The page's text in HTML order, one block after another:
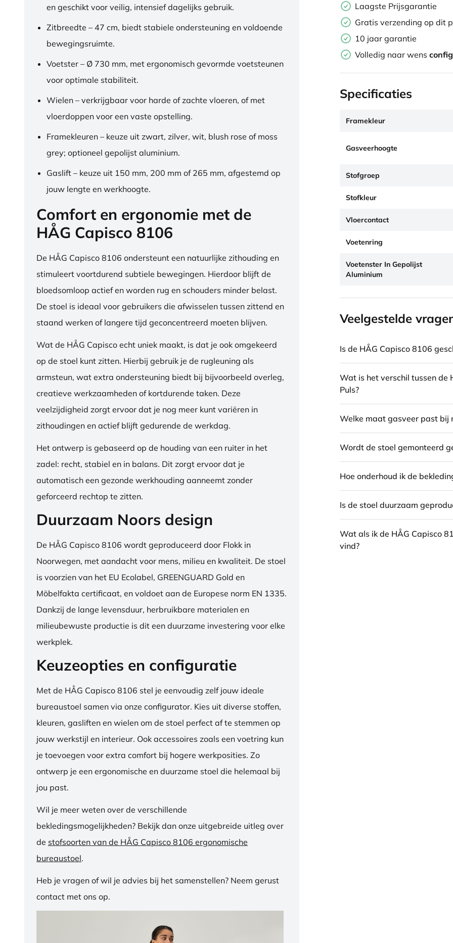
en geschikt voor veilig, intensief dagelijks gebruik.
Zitbreedte – 47 cm, biedt stabiele ondersteuning en voldoende
bewegingsruimte.
Voetster – Ø 730 mm, met ergonomisch gevormde voetsteunen
voor optimale stabiliteit.
Wielen – verkrijgbaar voor harde of zachte vloeren, of met
vloerdoppen voor een vaste opstelling.
Framekleuren – keuze uit zwart, zilver, wit, blush rose of moss
grey; optioneel gepolijst aluminium.
Gaslift – keuze uit 150 mm, 200 mm of 265 mm, afgestemd op
jouw lengte en werkhoogte.
Comfort en ergonomie met de
HÅG Capisco 8106
De HÅG Capisco 8106 ondersteunt een natuurlijke zithouding en
stimuleert voortdurend subtiele bewegingen. Hierdoor blijft de
bloedsomloop actief en worden rug en schouders minder belast.
De stoel is ideaal voor gebruikers die afwisselen tussen zittend en
staand werken of langere tijd geconcentreerd moeten blijven.
Wat de HÅG Capisco echt uniek maakt, is dat je ook omgekeerd
op de stoel kunt zitten. Hierbij gebruik je de rugleuning als
armsteun, wat extra ondersteuning biedt bij bijvoorbeeld overleg,
creatieve werkzaamheden of kortdurende taken. Deze
veelzijdigheid zorgt ervoor dat je nog meer kunt variëren in
zithoudingen en actief blijft gedurende de werkdag.
Het ontwerp is gebaseerd op de houding van een ruiter in het
zadel: recht, stabiel en in balans. Dit zorgt ervoor dat je
automatisch een gezonde werkhouding aanneemt zonder
geforceerd rechtop te zitten.
Duurzaam Noors design
De HÅG Capisco 8106 wordt geproduceerd door Flokk in
Noorwegen, met aandacht voor mens, milieu en kwaliteit. De stoel
is voorzien van het EU Ecolabel, GREENGUARD Gold en
Möbelfakta certificaat, en voldoet aan de Europese norm EN 1335.
Dankzij de lange levensduur, herbruikbare materialen en
milieubewuste productie is dit een duurzame investering voor elke
werkplek.
Keuzeopties en configuratie
Met de HÅG Capisco 8106 stel je eenvoudig zelf jouw ideale
bureaustoel samen via onze configurator. Kies uit diverse stoffen,
kleuren, gasliften en wielen om de stoel perfect af te stemmen op
jouw werkstijl en interieur. Ook accessoires zoals een voetring kun
je toevoegen voor extra comfort bij hogere werkposities. Zo
ontwerp je een ergonomische en duurzame stoel die helemaal bij
jou past.
Wil je meer weten over de verschillende
bekledingsmogelijkheden? Bekijk dan onze uitgebreide uitleg over
de stofsoorten van de HÅG Capisco 8106 ergonomische
bureaustoel.
Heb je vragen of wil je advies bij het samenstellen? Neem gerust
contact met ons op.
Laagste Prijsgarantie
Gratis verzending op dit
10 jaar garantie
Volledig naar wens
Specificaties
Framekleur
Gasveerhoogte
Stofgroep
Stofkleur
Vloercontact
Voetenring
Voetenster In Gepolijst
Aluminium
Veelgestelde
Is de HÅG Capisco 8106
Wat is het verschil tussen de
Puls?
Welke maat gasveer past bij
Wordt de stoel gemonteerd
Hoe onderhoud ik de
Is de stoel duurzaam
Wat als ik de HÅG Capisco
vind?